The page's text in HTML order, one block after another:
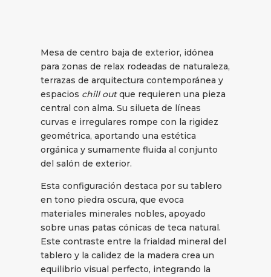
Mesa de centro baja de exterior, idónea
para zonas de relax rodeadas de naturaleza,
terrazas de arquitectura contemporánea y
espacios chill outque requieren una pieza
central con alma. Su silueta de líneas
curvas e irregulares rompe con la rigidez
geométrica, aportando una estética
orgánica y sumamente fluida al conjunto
del salón de exterior.
Esta configuración destaca por su tablero
en tono piedra oscura, que evoca
materiales minerales nobles, apoyado
sobre unas patas cónicas de teca natural.
Este contraste entre la frialdad mineral del
tablero y la calidez de la madera crea un
equilibrio visual perfecto, integrando la